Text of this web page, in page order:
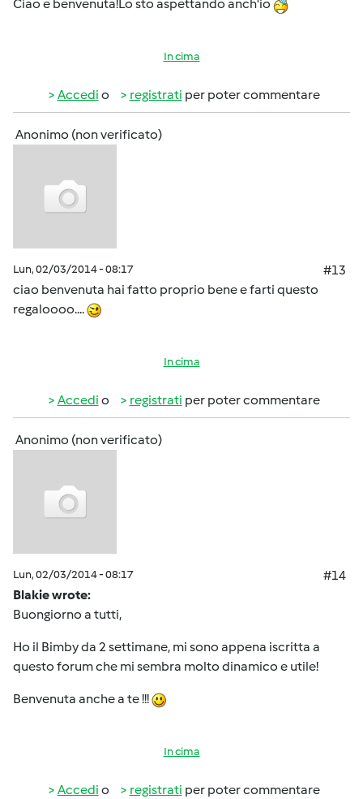
Ciao e benvenuta!Lo sto aspettando anch'io
In cima
Accedi o registrati per poter commentare
Anonimo (non verificato)
Lun, 02/03/2014 - 08:17
#13
ciao benvenuta hai fatto proprio bene e farti questo
regaloooo....
In cima
Accedi o registrati per poter commentare
Anonimo (non verificato)
Lun, 02/03/2014 - 08:17
#14
Blakie wrote:
Buongiorno a tutti,
Ho il Bimby da 2 settimane, mi sono appena iscritta a
questo forum che mi sembra molto dinamico e utile!
Benvenuta anche a te !!!
In cima
Accedi o registrati per poter commentare